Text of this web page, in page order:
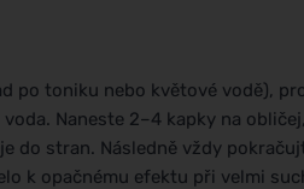
po toniku nebo květové vodě),
Naneste 2–4 kapky na
do stran. Následně vždy
k opačnému efektu při velmi